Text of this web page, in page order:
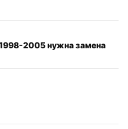
2005 нужна замена